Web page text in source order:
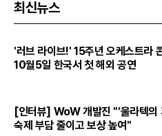
최신뉴스
'러브 라이브!' 15주년 오케스트라
10월5일 한국서 첫 해외 공연
[인터뷰] WoW 개발진 "'울라텍의
숙제 부담 줄이고 보상 높여"